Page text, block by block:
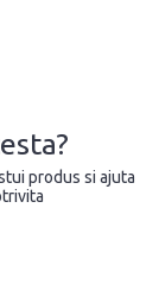
produs si ajuta